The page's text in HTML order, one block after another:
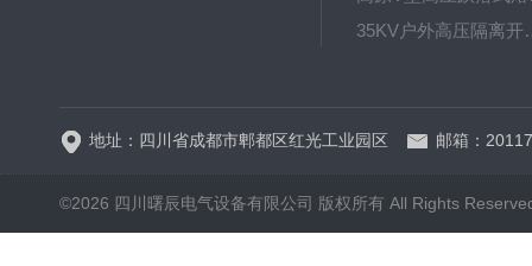
35KV户外
地址：四川省成都市郫都区红光工业园区 邮箱：
©2026 四川曙辰电气设备有限公司 版权所有 All Rights